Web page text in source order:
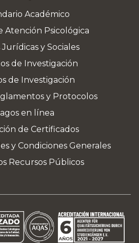
Académico
Atención Psicológica
Jurídicas y Sociales
de Investigación
de Investigación
y Protocolos
en línea
de Certificados
y Condiciones Generales
Recursos Públicos